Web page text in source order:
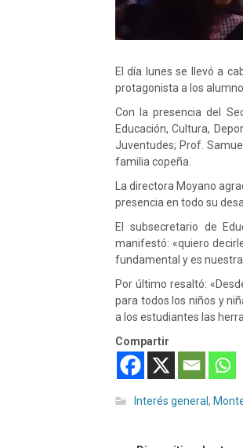
El día lunes se llevó a
protagonista a los
Con la presencia del
Educación, Cultura,
Juventudes; Prof.
familia copeña.
La directora Moyano
presencia en todo su
El subsecretario de
manifestó: «quiero
fundamental y es
Por último resaltó:
para todos los niños y
a los estudiantes las
Compartir
Interés general,